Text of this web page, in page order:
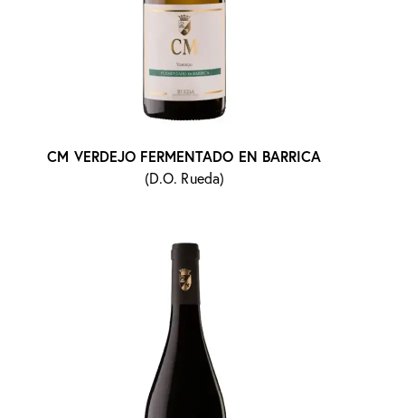
CM VERDEJO FERMENTADO EN BARRICA
(D.O. Rueda)